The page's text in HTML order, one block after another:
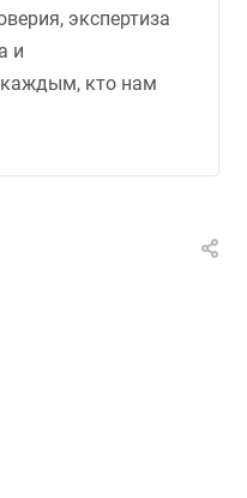
экспертиза
и
каждым, кто нам